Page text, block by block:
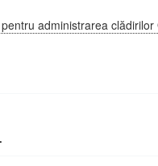
administrarea clădirilor